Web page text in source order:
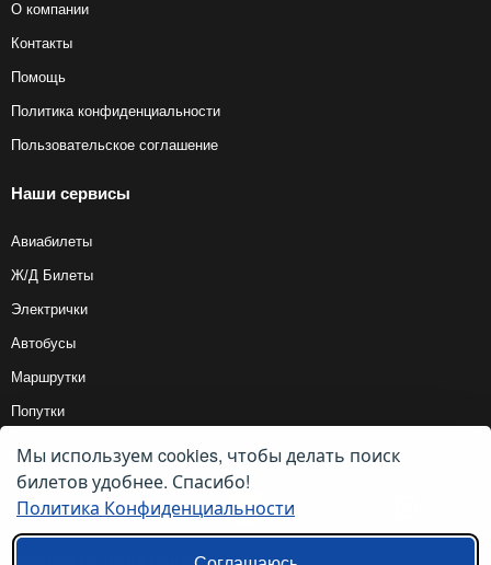
О компании
Контакты
Помощь
Политика конфиденциальности
Пользовательское соглашение
Наши сервисы
Авиабилеты
Ж/Д Билеты
Электрички
Автобусы
Маршрутки
Попутки
Ссылки на наши соцсети
Ссылки на наши приложения
Мы используем cookies, чтобы делать поиск
билетов удобнее. Спасибо!
Политика Конфиденциальности